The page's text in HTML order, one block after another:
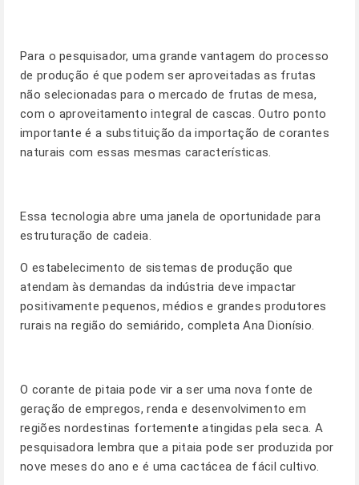
Para o pesquisador, uma grande vantagem do processo
de produção é que podem ser aproveitadas as frutas
não selecionadas para o mercado de frutas de mesa,
com o aproveitamento integral de cascas. Outro ponto
importante é a substituição da importação de corantes
naturais com essas mesmas características.
Essa tecnologia abre uma janela de oportunidade para
estruturação de cadeia.
O estabelecimento de sistemas de produção que
atendam às demandas da indústria deve impactar
positivamente pequenos, médios e grandes produtores
rurais na região do semiárido, completa Ana Dionísio.
O corante de pitaia pode vir a ser uma nova fonte de
geração de empregos, renda e desenvolvimento em
regiões nordestinas fortemente atingidas pela seca. A
pesquisadora lembra que a pitaia pode ser produzida por
nove meses do ano e é uma cactácea de fácil cultivo.